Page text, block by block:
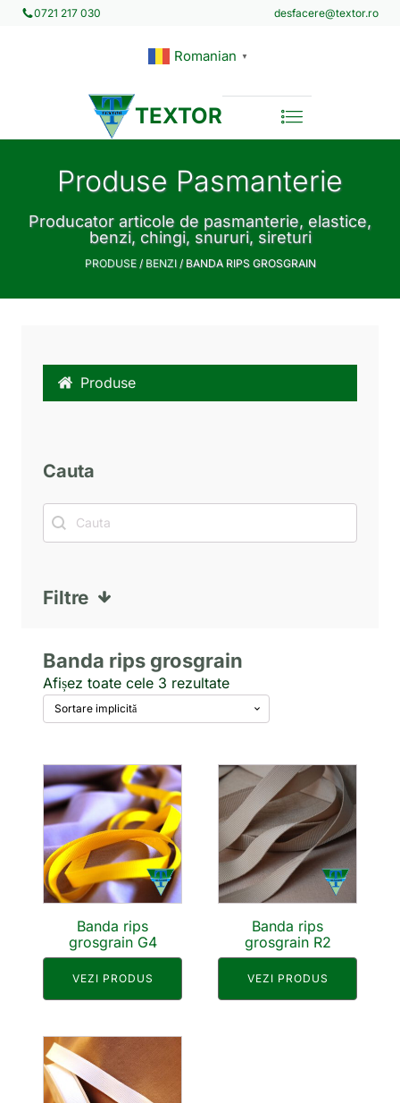
0721 217 030 desfacere@textor.ro
Romanian ▼
TEXTOR
Produse Pasmanterie
Producator articole de pasmanterie, elastice,
benzi, chingi, snururi, sireturi
PRODUSE/ BENZI/ BANDA RIPS GROSGRAIN
Produse
Cauta
Cauta
Cauta
Filtre
Banda rips grosgrain
Afișez toate cele 3 rezultate
Banda rips
grosgrain G4
VEZI PRODUS
Banda rips
grosgrain R2
VEZI PRODUS